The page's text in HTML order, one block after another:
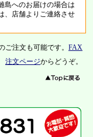
島へのお届けの場合は
、店舗よりご連絡させ
注文も可能です。 FAX
注文ページからどうぞ。